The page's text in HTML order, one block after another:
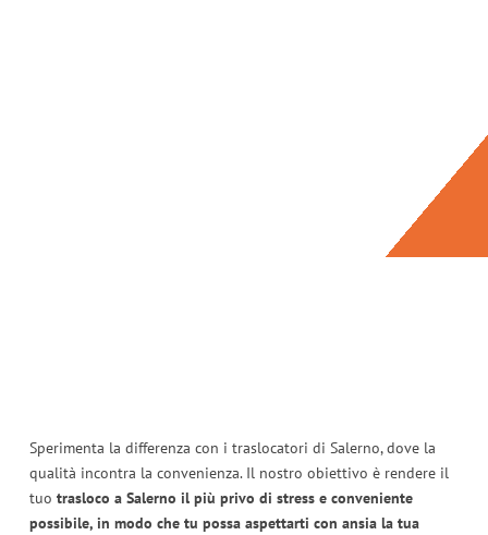
Sperimenta la differenza con i traslocatori di Salerno, dove la
qualità incontra la convenienza. Il nostro obiettivo è rendere il
tuo trasloco a Salerno il più privo di stress e conveniente
possibile, in modo che tu possa aspettarti con ansia la tua